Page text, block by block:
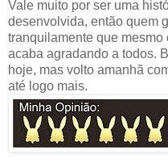
Vale muito por ser uma
desenvolvida, então quem
tranquilamente que
acaba agradando a todos.
hoje, mas volto amanhã
até logo mais.